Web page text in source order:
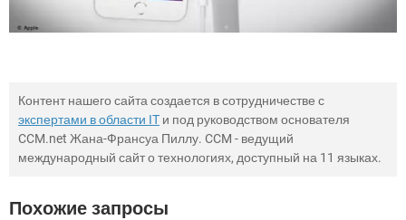
Контент нашего сайта создается в сотрудничестве с
экспертами в области IT и под руководством основателя
CCM.net Жана-Франсуа Пиллу. CCM - ведущий
международный сайт о технологиях, доступный на 11 языках.
Похожие запросы